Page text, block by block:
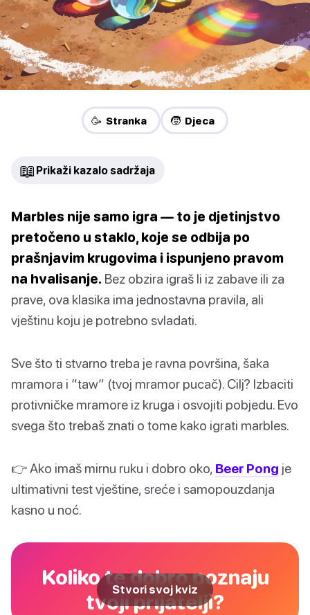
🥳 Stranka 🧒 Djeca
📖 Prikaži kazalo sadržaja
Marbles nije samo igra — to je djetinjstvo
pretočeno u staklo, koje se odbija po
prašnjavim krugovima i ispunjeno pravom
na hvalisanje. Bez obzira igraš li iz zabave ili za
prave, ova klasika ima jednostavna pravila, ali
vještinu koju je potrebno svladati.
Sve što ti stvarno treba je ravna površina, šaka
mramora i “taw” (tvoj mramor pucač). Cilj? Izbaciti
protivničke mramore iz kruga i osvojiti pobjedu. Evo
svega što trebaš znati o tome kako igrati marbles.
👉 Ako imaš mirnu ruku i dobro oko, Beer Pong je
ultimativni test vještine, sreće i samopouzdanja
kasno u noć.
Koliko te dobro poznaju
tvoji prijatelji?
Stvori svoj kviz